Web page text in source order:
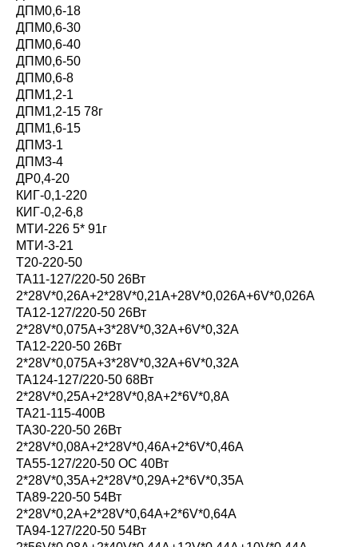
ДПМ0,6-18
ДПМ0,6-30
ДПМ0,6-40
ДПМ0,6-50
ДПМ0,6-8
ДПМ1,2-1
ДПМ1,2-15 78г
ДПМ1,6-15
ДПМ3-1
ДПМ3-4
ДР0,4-20
КИГ-0,1-220
КИГ-0,2-6,8
МТИ-226 5* 91г
МТИ-3-21
Т20-220-50
ТА11-127/220-50 26Вт
2*28V*0,26A+2*28V*0,21A+28V*0,026A+6V*0,026A
ТА12-127/220-50 26Вт
2*28V*0,075A+3*28V*0,32A+6V*0,32A
ТА12-220-50 26Вт
2*28V*0,075A+3*28V*0,32A+6V*0,32A
ТА124-127/220-50 68Вт
2*28V*0,25A+2*28V*0,8A+2*6V*0,8A
ТА21-115-400В
ТА30-220-50 26Вт
2*28V*0,08A+2*28V*0,46A+2*6V*0,46A
ТА55-127/220-50 ОС 40Вт
2*28V*0,35A+2*28V*0,29A+2*6V*0,35A
ТА89-220-50 54Вт
2*28V*0,2A+2*28V*0,64A+2*6V*0,64A
ТА94-127/220-50 54Вт